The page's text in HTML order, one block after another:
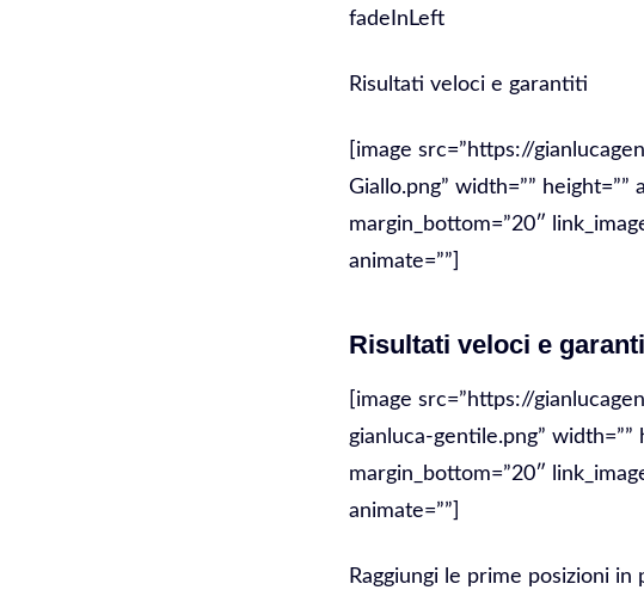
fadeInLeft
Risultati veloci e garantiti
[image src=”https://
Giallo.png” width=”” height=””
margin_bottom=”20″
animate=””]
Risultati veloci e
[image src=”https://
gianluca-gentile.png” width=””
margin_bottom=”20″
animate=””]
Raggiungi le prime posizioni